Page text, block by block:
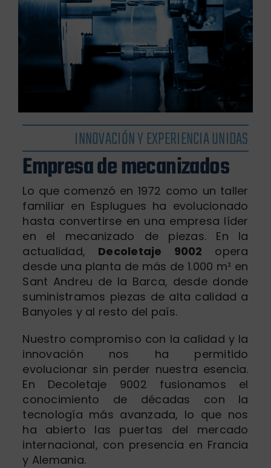
INNOVACIÓN Y EXPERIENCIA UNIDAS
Empresa de mecanizados
Lo que comenzó en 1972 como un taller
familiar en Esplugues ha evolucionado
hasta convertirse en una empresa líder
en el mecanizado de piezas. En la
actualidad, Decoletaje 9002 opera
desde una planta de más de 1.000 m² en
Sant Andreu de la Barca, desde donde
suministramos piezas de alta calidad a
Banyoles y al resto del país.
Nuestro compromiso con la calidad y la
innovación nos ha permitido
evolucionar sin perder nuestra esencia.
En Decoletaje 9002 fusionamos el
conocimiento de décadas con la
tecnología más avanzada, lo que nos
ha abierto las puertas del mercado
internacional, con presencia en Francia
y Alemania.